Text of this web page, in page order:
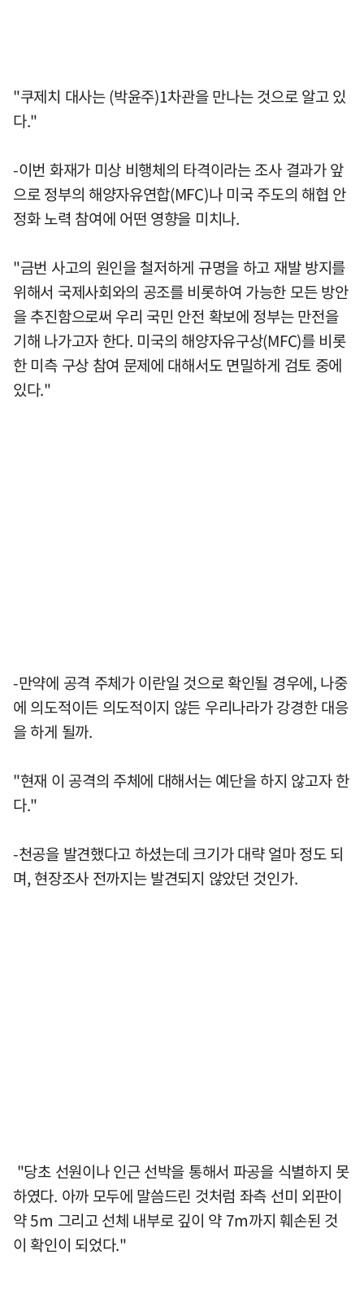
"쿠제치 대사는 (박윤주)1차관을 만나는 것으로 알고 있
다."
-이번 화재가 미상 비행체의 타격이라는 조사 결과가 앞
으로 정부의 해양자유연합(MFC)나 미국 주도의 해협 안
정화 노력 참여에 어떤 영향을 미치나.
"금번 사고의 원인을 철저하게 규명을 하고 재발 방지를
위해서 국제사회와의 공조를 비롯하여 가능한 모든 방안
을 추진함으로써 우리 국민 안전 확보에 정부는 만전을
기해 나가고자 한다. 미국의 해양자유구상(MFC)를 비롯
한 미측 구상 참여 문제에 대해서도 면밀하게 검토 중에
있다."
-만약에 공격 주체가 이란일 것으로 확인될 경우에, 나중
에 의도적이든 의도적이지 않든 우리나라가 강경한 대응
을 하게 될까.
"현재 이 공격의 주체에 대해서는 예단을 하지 않고자 한
다."
-천공을 발견했다고 하셨는데 크기가 대략 얼마 정도 되
며, 현장조사 전까지는 발견되지 않았던 것인가.
"당초 선원이나 인근 선박을 통해서 파공을 식별하지 못
하였다. 아까 모두에 말씀드린 것처럼 좌측 선미 외판이
약 5m 그리고 선체 내부로 깊이 약 7m까지 훼손된 것
이 확인이 되었다."